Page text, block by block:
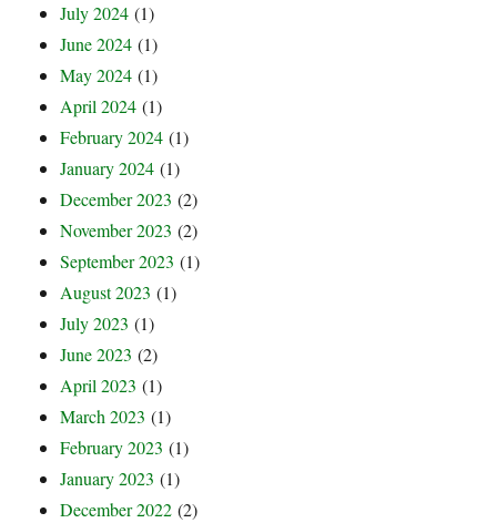
July 2024 (1)
June 2024 (1)
May 2024 (1)
April 2024 (1)
February 2024 (1)
January 2024 (1)
December 2023 (2)
November 2023 (2)
September 2023 (1)
August 2023 (1)
July 2023 (1)
June 2023 (2)
April 2023 (1)
March 2023 (1)
February 2023 (1)
January 2023 (1)
December 2022 (2)